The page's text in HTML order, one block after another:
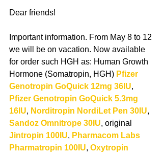
Dear friends!
Important information. From May 8 to 12
we will be on vacation. Now available
for order such HGH as: Human Growth
Hormone (Somatropin, HGH) Pfizer
Genotropin GoQuick 12mg 36IU,
Pfizer Genotropin GoQuick 5.3mg
16IU, Norditropin NordiLet Pen 30IU,
Sandoz Omnitrope 30IU, original
Jintropin 100IU, Pharmacom Labs
Pharmatropin 100IU, Oxytropin